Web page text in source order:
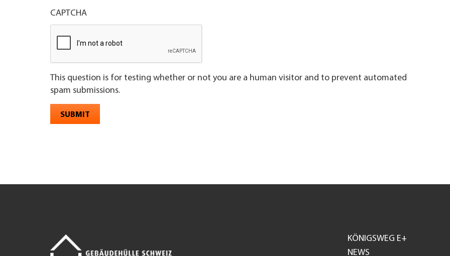
CAPTCHA
This question is for testing whether or not you are a human visitor and to prevent automated
spam submissions.
SUBMIT
Footer
KÖNIGSWEG E+
NEWS